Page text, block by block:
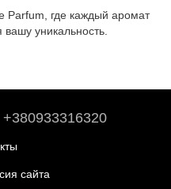
Parfum, где каждый аромат
уникальность.
+380933316320
сайта